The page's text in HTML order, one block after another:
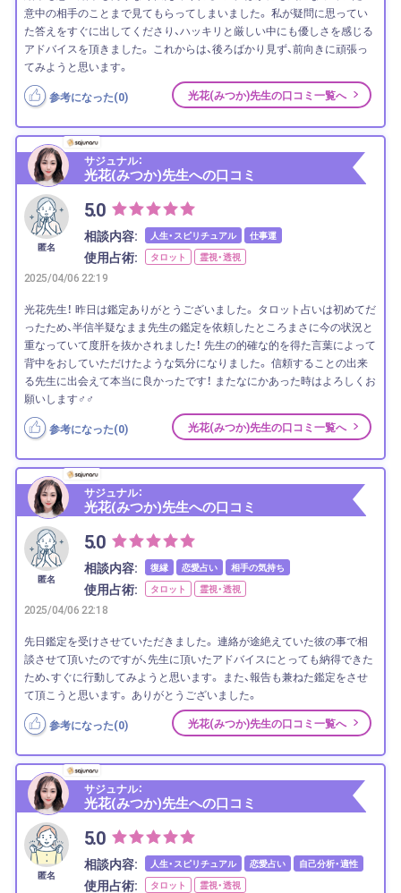
意中の相手のことまで見てもらってしまいました。 私が疑問に思ってい
た答えをすぐに出してくださり、ハッキリと厳しい中にも優しさを感じる
アドバイスを頂きました。 これからは、後ろばかり見ず、前向きに頑張っ
てみようと思います。
参考になった(0) 光花(みつか)先生の口コミ一覧へ
サジュナル：
光花(みつか)先生への口コミ
匿名
5.0
相談内容: 人生・スピリチュアル 仕事運
使用占術: タロット 霊視・透視
2025/04/06 22:19
光花先生！ 昨日は鑑定ありがとうございました。 タロット占いは初めてだ
ったため、半信半疑なまま先生の鑑定を依頼したところまさに今の状況と
重なっていて度肝を抜かされました！ 先生の的確な的を得た言葉によって
背中をおしていただけたような気分になりました。 信頼することの出来
る先生に出会えて本当に良かったです！ またなにかあった時はよろしくお
願いします‍♂️‍♂️
参考になった(0) 光花(みつか)先生の口コミ一覧へ
サジュナル：
光花(みつか)先生への口コミ
匿名
5.0
相談内容: 復縁 恋愛占い 相手の気持ち
使用占術: タロット 霊視・透視
2025/04/06 22:18
先日鑑定を受けさせていただきました。 連絡が途絶えていた彼の事で相
談させて頂いたのですが、先生に頂いたアドバイスにとっても納得できた
ため、すぐに行動してみようと思います。 また、報告も兼ねた鑑定をさせ
て頂こうと思います。 ありがとうございました。
参考になった(0) 光花(みつか)先生の口コミ一覧へ
サジュナル：
光花(みつか)先生への口コミ
匿名
5.0
相談内容: 人生・スピリチュアル 恋愛占い 自己分析・適性
使用占術: タロット 霊視・透視